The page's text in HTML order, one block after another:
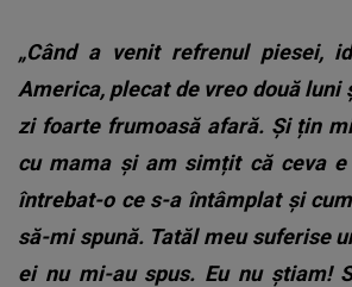
„Când a venit refrenul piesei,
America, plecat de vreo două luni
zi foarte frumoasă afară. Și țin
cu mama și am simțit că ceva
întrebat-o ce s-a întâmplat și
să-mi spună. Tatăl meu suferise
ei nu mi-au spus. Eu nu știam!